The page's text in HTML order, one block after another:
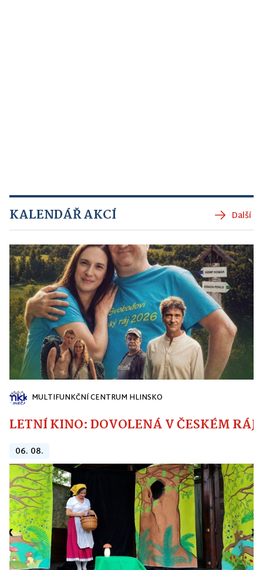
KALENDÁŘ AKCÍ Další
MULTIFUNKČNÍ CENTRUM HLINSKO
LETNÍ KINO: DOVOLENÁ V ČESKÉM RÁJI
06. 08.